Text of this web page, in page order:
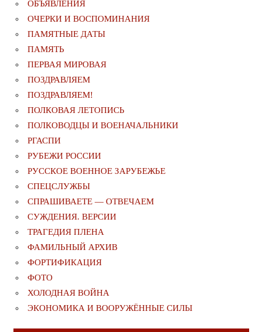
ОБЪЯВЛЕНИЯ
ОЧЕРКИ И ВОСПОМИНАНИЯ
ПАМЯТНЫЕ ДАТЫ
ПАМЯТЬ
ПЕРВАЯ МИРОВАЯ
ПОЗДРАВЛЯЕМ
ПОЗДРАВЛЯЕМ!
ПОЛКОВАЯ ЛЕТОПИСЬ
ПОЛКОВОДЦЫ И ВОЕНАЧАЛЬНИКИ
РГАСПИ
РУБЕЖИ РОССИИ
РУССКОЕ ВОЕННОЕ ЗАРУБЕЖЬЕ
СПЕЦСЛУЖБЫ
СПРАШИВАЕТЕ — ОТВЕЧАЕМ
СУЖДЕНИЯ. ВЕРСИИ
ТРАГЕДИЯ ПЛЕНА
ФАМИЛЬНЫЙ АРХИВ
ФОРТИФИКАЦИЯ
ФОТО
ХОЛОДНАЯ ВОЙНА
ЭКОНОМИКА И ВООРУЖЁННЫЕ СИЛЫ